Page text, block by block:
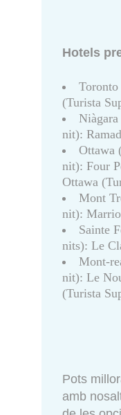
Hotels
(Turista
Niàgara
nit):
Ottawa
nit): Four
Ottawa
Mont
nit):
Sainte
nits): Le
Mont-
nit): Le
(Turista
Pots
amb